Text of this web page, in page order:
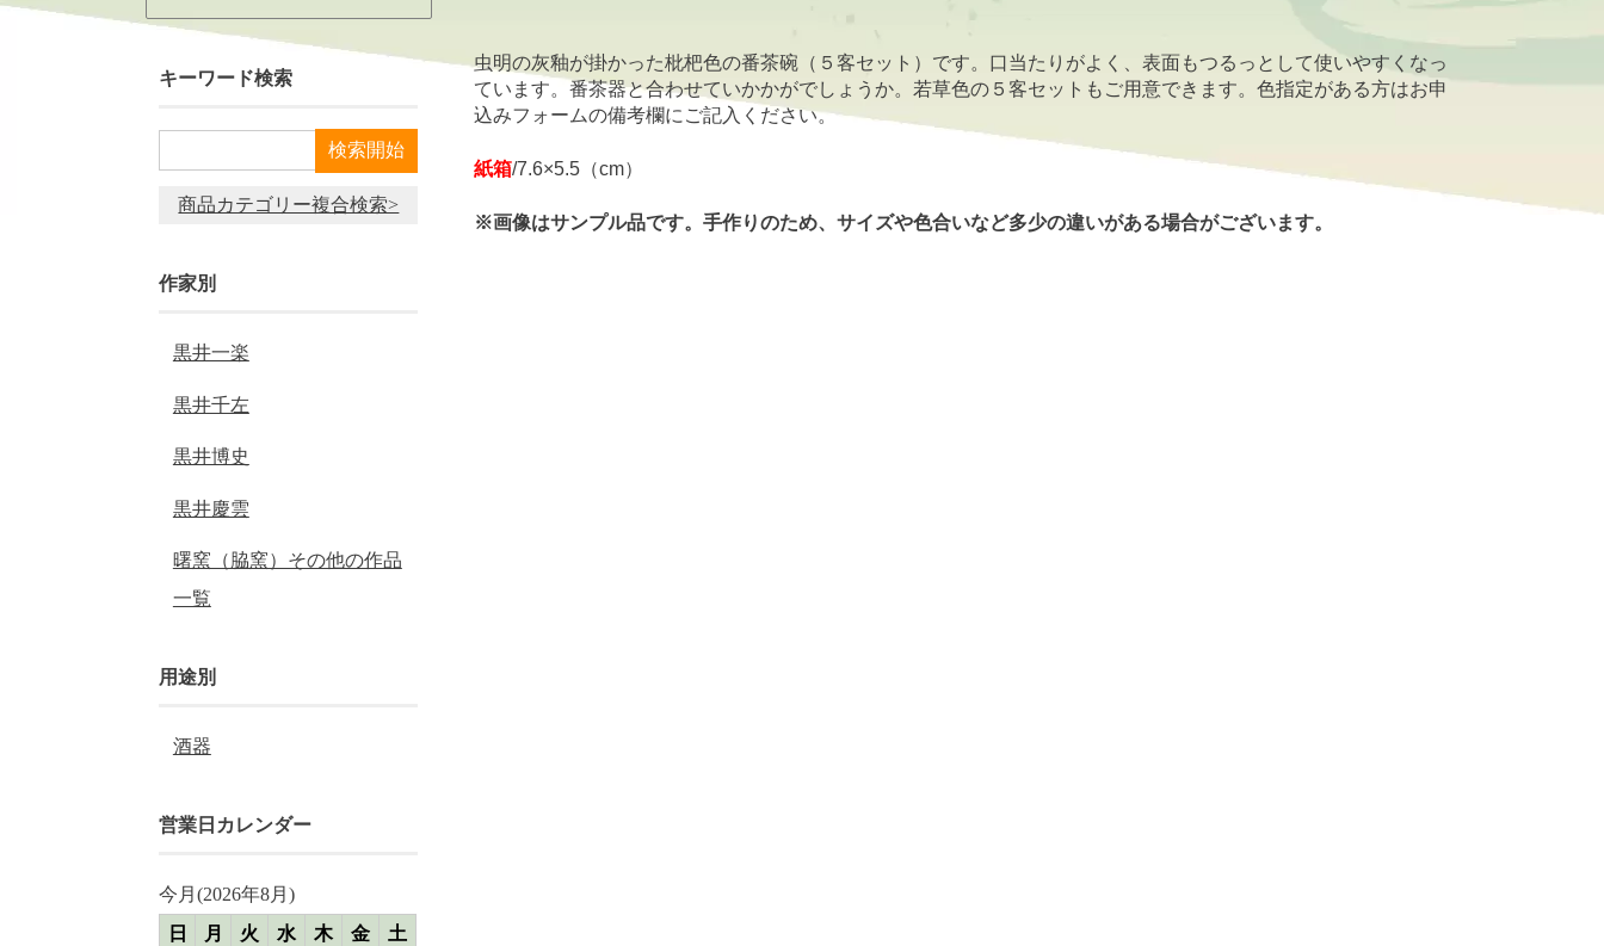
虫明の灰釉が掛かった枇杷色の番茶碗（５客セット）です。口当たりがよく、表面もつるっとして使いやすくなっ
ています。番茶器と合わせていかかがでしょうか。若草色の５客セットもご用意できます。色指定がある方はお申
込みフォームの備考欄にご記入ください。
紙箱/7.6×5.5（cm）
※画像はサンプル品です。手作りのため、サイズや色合いなど多少の違いがある場合がございます。
キーワード検索
商品カテゴリー複合検索>
作家別
黒井一楽
黒井千左
黒井博史
黒井慶雲
曙窯（脇窯）その他の作品
一覧
用途別
酒器
営業日カレンダー
今月(2026年8月)
日
月 火 水 木 金
土